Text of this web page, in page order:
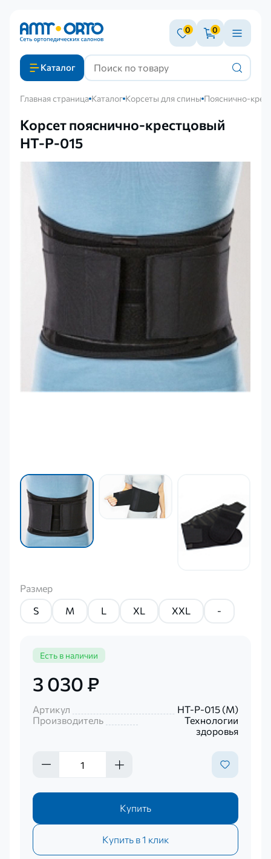
0 0
Каталог
Главная страница Каталог Корсеты для спины Пояснично-
Корсет пояснично-крестцовый
НТ-Р-015
Размер
S
M L XL XXL -
Есть в наличии
3 030 ₽
Артикул
НТ-Р-015 (М)
Производитель
Технологии
здоровья
Купить
Купить в 1 клик